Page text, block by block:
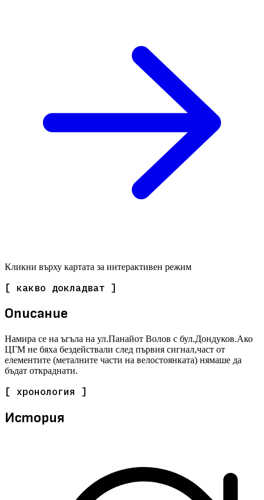
Кликни върху картата за интерактивен режим
[ какво докладват ]
Описание
Намира се на ъгъла на ул.Панайот Волов с бул.Дондуков.Ако
ЦГМ не бяха бездействали след първия сигнал,част от
елементите (металните части на велостоянката) нямаше да
бъдат откраднати.
[ хронология ]
История